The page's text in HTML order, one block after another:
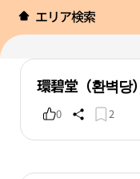
エリア検索
環碧堂（환벽당）
0 2